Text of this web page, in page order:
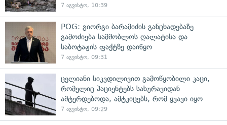
7 აგვისტო, 10:39
POG: გიორგი ბარამიძის განცხადებაზე
გამოძიება სამშობლოს ღალატისა და
საბოტაჟის ფაქტზე დაიწყო
7 აგვისტო, 09:31
ცელიანი სიკვდილივით გამოწყობილი კაცი,
რომელიც პაციენტებს სახურავიდან
აშტერდებოდა, ამტკიცებს, რომ ყვავი იყო
7 აგვისტო, 09:29